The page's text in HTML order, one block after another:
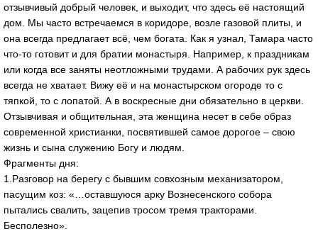
отзывчивый добрый человек, и выходит, что здесь её настоящий
дом. Мы часто встречаемся в коридоре, возле газовой плиты, и
она всегда предлагает всё, чем богата. Как я узнал, Тамара часто
что-то готовит и для братии монастыря. Например, к праздникам
или когда все заняты неотложными трудами. А рабочих рук здесь
всегда не хватает. Вижу её и на монастырском огороде то с
тяпкой, то с лопатой. А в воскресные дни обязательно в церкви.
Отзывчивая и общительная, эта женщина несет в себе образ
современной христианки, посвятившей самое дорогое – свою
жизнь и сына служению Богу и людям.
Фрагменты дня:
1.Разговор на берегу с бывшим совхозным механизатором,
пасущим коз: «…оставшуюся арку Вознесенского собора
пытались свалить, зацепив тросом тремя тракторами.
Бесполезно».